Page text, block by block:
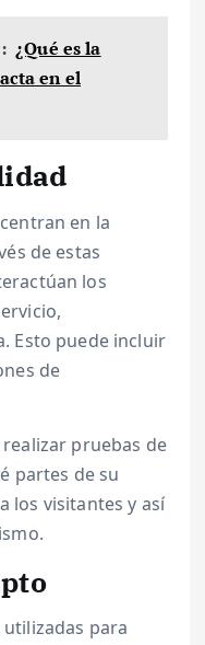
¿Qué es la
en el
en la
de estas
los
Esto puede incluir
de
pruebas de
partes de su
los visitantes y así
para